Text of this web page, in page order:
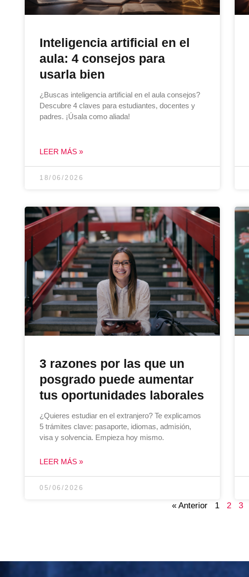
Inteligencia artificial en el
aula: 4 consejos para
usarla bien
¿Buscas inteligencia artificial en el aula consejos?
Descubre 4 claves para estudiantes, docentes y
padres. ¡Úsala como aliada!
LEER MÁS »
18/06/2026
3 razones por las que un
posgrado puede aumentar
tus oportunidades laborales
¿Quieres estudiar en el extranjero? Te explicamos
5 trámites clave: pasaporte, idiomas, admisión,
visa y solvencia. Empieza hoy mismo.
LEER MÁS »
05/06/2026
« Anterior 1 2 3